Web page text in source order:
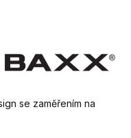
se zaměřením na